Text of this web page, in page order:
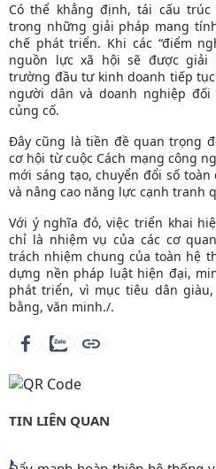
Có thể khẳng định, tái cấu
trong những giải pháp mang
chế phát triển. Khi các “điểm
nguồn lực xã hội sẽ được giải
trường đầu tư kinh doanh tiếp
người dân và doanh nghiệp
củng cố.
Đây cũng là tiền đề quan trọng
cơ hội từ cuộc Cách mạng công
mới sáng tạo, chuyển đổi số
và nâng cao năng lực cạnh tranh
Với ý nghĩa đó, việc triển khai
chỉ là nhiệm vụ của các cơ
trách nhiệm chung của toàn hệ
dựng nền pháp luật hiện đại,
phát triển, vì mục tiêu dân
bằng, văn minh./.
TIN LIÊN QUAN